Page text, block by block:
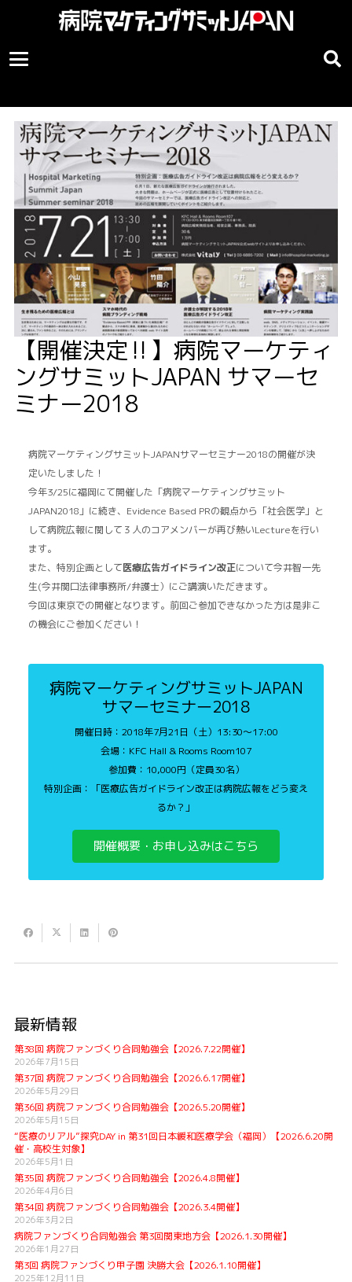
【開催決定‼︎】病院マーケティ
ングサミットJAPAN サマーセ
ミナー2018
病院マーケティングサミットJAPANサマーセミナー2018の開催が決
定いたしました！
今年3/25に福岡にて開催した「病院マーケティングサミット
JAPAN2018」に続き、Evidence Based PRの観点から「社会医学」と
して病院広報に関して３人のコアメンバーが再び熱いLectureを行い
ます。
また、特別企画として医療広告ガイドライン改正について今井智一先
生(今井関口法律事務所/弁護士）にご講演いただきます。
今回は東京での開催となります。前回ご参加できなかった方は是非こ
の機会にご参加ください！
病院マーケティングサミットJAPAN
サマーセミナー2018
開催日時：2018年7月21日（土）13:30〜17:00
会場：KFC Hall & Rooms Room107
参加費：10,000円（定員30名）
特別企画：「医療広告ガイドライン改正は病院広報をどう変え
るか？」
開催概要・お申し込みはこちら
最新情報
第38回 病院ファンづくり合同勉強会【2026.7.22開催】
2026年7月15日
第37回 病院ファンづくり合同勉強会【2026.6.17開催】
2026年5月29日
第36回 病院ファンづくり合同勉強会【2026.5.20開催】
2026年5月15日
“医療のリアル”探究DAY in 第31回日本緩和医療学会（福岡）【2026.6.20開
催・高校生対象】
2026年5月1日
第35回 病院ファンづくり合同勉強会【2026.4.8開催】
2026年4月6日
第34回 病院ファンづくり合同勉強会【2026.3.4開催】
2026年3月2日
病院ファンづくり合同勉強会 第3回関東地方会【2026.1.30開催】
2026年1月27日
第3回 病院ファンづくり甲子園 決勝大会【2026.1.10開催】
2025年12月11日